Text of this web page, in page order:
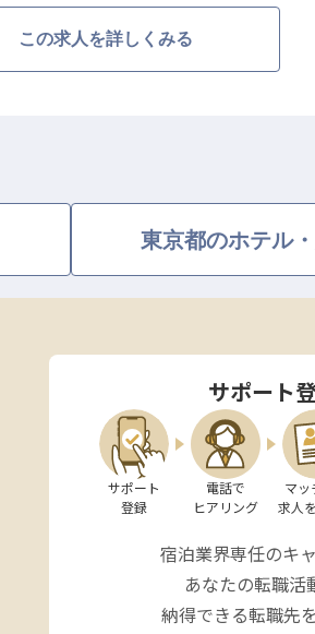
この求人を詳しくみる
東京都のホテル
サポート
サポート
登録
電話で
ヒアリング
マッ
求人
宿泊業界専任のキ
あなたの転職活
納得できる転職先